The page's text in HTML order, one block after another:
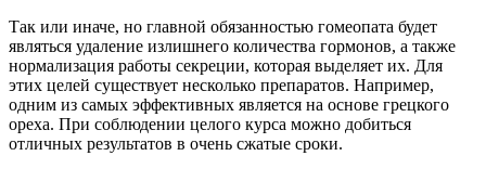
Так или иначе, но главной обязанностью гомеопата будет
являться удаление излишнего количества гормонов, а также
нормализация работы секреции, которая выделяет их. Для
этих целей существует несколько препаратов. Например,
одним из самых эффективных является на основе грецкого
ореха. При соблюдении целого курса можно добиться
отличных результатов в очень сжатые сроки.